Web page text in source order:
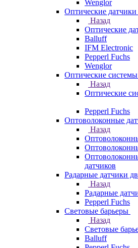
Wenglor
Оптические датчики
Назад
Оптические
Balluff
IFM Electronic
Pepperl Fuchs
Wenglor
Оптические
Назад
Оптические
Pepperl Fuchs
Оптоволоконные
Назад
датчиков
Радарные датчики
Назад
Радарные
Pepperl Fuchs
Световые барьеры
Назад
Световые
Balluff